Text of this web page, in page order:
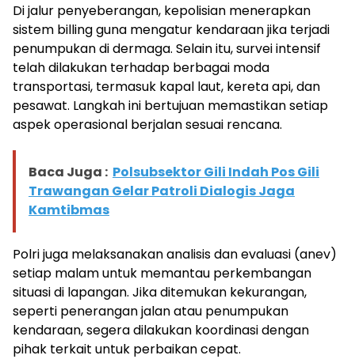
Di jalur penyeberangan, kepolisian menerapkan
sistem billing guna mengatur kendaraan jika terjadi
penumpukan di dermaga. Selain itu, survei intensif
telah dilakukan terhadap berbagai moda
transportasi, termasuk kapal laut, kereta api, dan
pesawat. Langkah ini bertujuan memastikan setiap
aspek operasional berjalan sesuai rencana.
Baca Juga : Polsubsektor Gili Indah Pos Gili
Trawangan Gelar Patroli Dialogis Jaga
Kamtibmas
Polri juga melaksanakan analisis dan evaluasi (anev)
setiap malam untuk memantau perkembangan
situasi di lapangan. Jika ditemukan kekurangan,
seperti penerangan jalan atau penumpukan
kendaraan, segera dilakukan koordinasi dengan
pihak terkait untuk perbaikan cepat.